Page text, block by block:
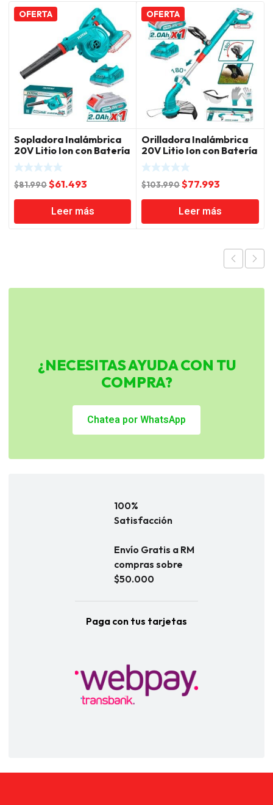
OFERTA
Sopladora Inalámbrica
20V Litio Ion con Batería
y Cargador Total
$81.990El
precio
original
era:
$61.493
precio
actual
es:
Leer más
OFERTA
Orilladora Inalámbrica
20V Litio Ion con Batería
y Cargador Total
$103.990El
precio
original
era:
$77.993
precio
actual
es:
Leer más
¿NECESITAS AYUDA CON TU
COMPRA?
Chatea por WhatsApp
100%
Satisfacción
Envío Gratis a RM
compras sobre
$50.000
Paga con tus tarjetas